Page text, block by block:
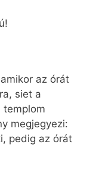
az órát
siet a
templom
megjegyezi:
pedig az órát